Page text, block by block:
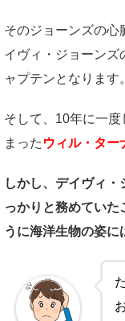
そのジョーンズの心
イヴィ・ジョーンズ
ャプテンとなります。
そして、10年に一
まった ウィル・ター
しかし、デイヴィ
っかりと務めていた
うに海洋生物の姿に